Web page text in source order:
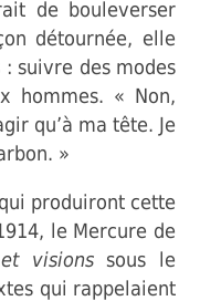
de bouleverser
détournée, elle
suivre des modes
hommes. « Non,
qu’à ma tête. Je
»
produiront cette
le Mercure de
visionssous le
qui rappelaient